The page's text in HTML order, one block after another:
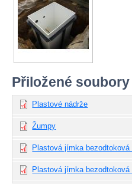
Přiložené soubory
Plastové nádrže
Žumpy
Plastová jímka bezodtoková
Plastová jímka bezodtoková